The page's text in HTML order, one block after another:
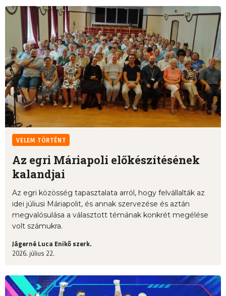
VELEM TÖRTÉNT
Az egri Máriapoli előkészítésének
kalandjai
Az egri közösség tapasztalata arról, hogy felvállalták az
idei júliusi Máriapolit, és annak szervezése és aztán
megvalósulása a választott témának konkrét megélése
volt számukra.
Jágerné Luca Enikő szerk.
2026. július 22.